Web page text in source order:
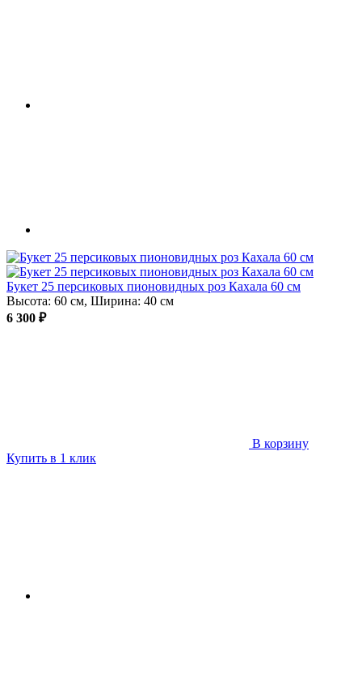
Букет 25 персиковых пионовидных роз Кахала 60 см
Высота: 60 см, Ширина: 40 см
6 300 ₽
В корзину
Купить в 1 клик